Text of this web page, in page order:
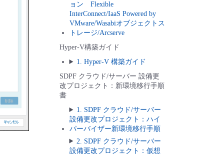
ョン Flexible
InterConnect/IaaS Powered by
VMware/Wasabiオブジェクトス
トレージ/Arcserve
Hyper-V構築ガイド
1. Hyper-V 構築ガイド
SDPF クラウド/サーバー 設備更
改プロジェクト：新環境移行手順
書
1. SDPF クラウド/サーバー
設備更改プロジェクト：ハイ
パーバイザー新環境移行手順
2. SDPF クラウド/サーバー
設備更改プロジェクト：仮想